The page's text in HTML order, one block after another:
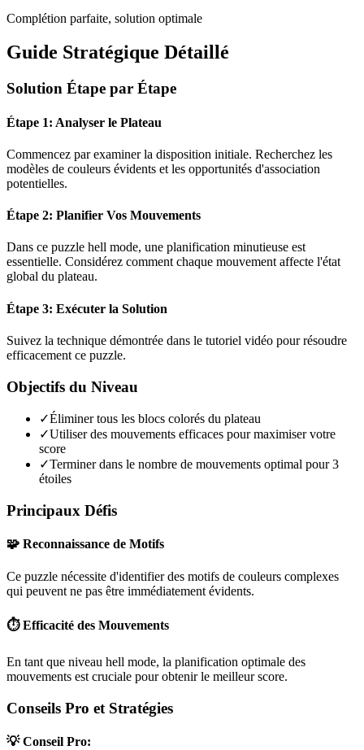
Complétion parfaite, solution optimale
Guide Stratégique Détaillé
Solution Étape par Étape
Étape 1: Analyser le Plateau
Commencez par examiner la disposition initiale. Recherchez les
modèles de couleurs évidents et les opportunités d'association
potentielles.
Étape 2: Planifier Vos Mouvements
Dans ce puzzle hell mode, une planification minutieuse est
essentielle. Considérez comment chaque mouvement affecte l'état
global du plateau.
Étape 3: Exécuter la Solution
Suivez la technique démontrée dans le tutoriel vidéo pour résoudre
efficacement ce puzzle.
Objectifs du Niveau
✓Éliminer tous les blocs colorés du plateau
✓Utiliser des mouvements efficaces pour maximiser votre
score
✓Terminer dans le nombre de mouvements optimal pour 3
étoiles
Principaux Défis
🧩 Reconnaissance de Motifs
Ce puzzle nécessite d'identifier des motifs de couleurs complexes
qui peuvent ne pas être immédiatement évidents.
⏱️ Efficacité des Mouvements
En tant que niveau hell mode, la planification optimale des
mouvements est cruciale pour obtenir le meilleur score.
Conseils Pro et Stratégies
💡 Conseil Pro: